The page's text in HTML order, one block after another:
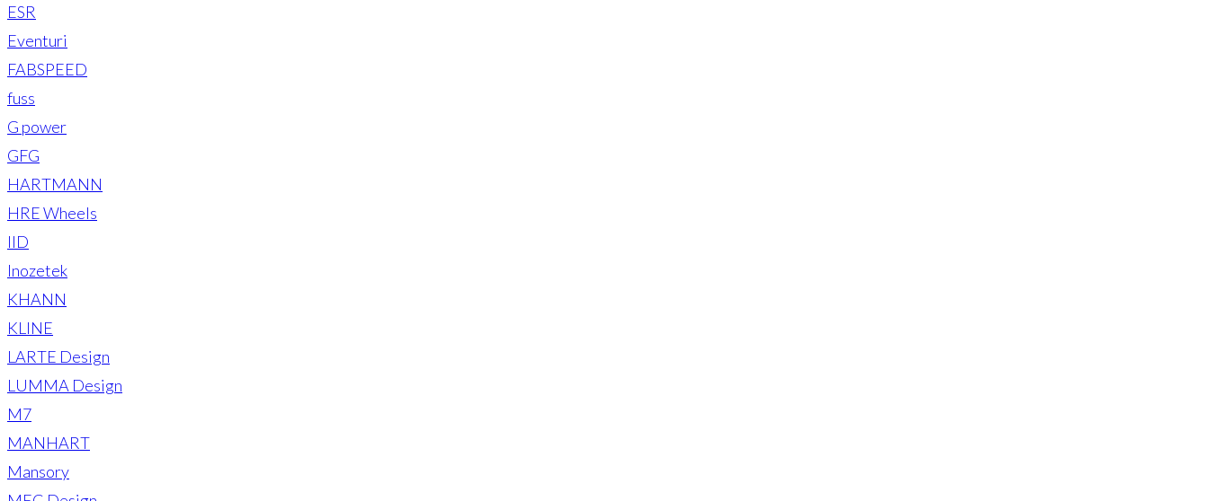
ESR
Eventuri
FABSPEED
fuss
G power
GFG
HARTMANN
HRE Wheels
IID
Inozetek
KHANN
KLINE
LARTE Design
LUMMA Design
M7
MANHART
Mansory